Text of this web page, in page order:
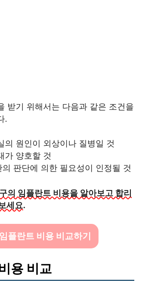
받기 위해서는 다음과 같은 조건을
.
의 원인이 외상이나 질병일 것
가 양호할 것
의 판단에 의한 필요성이 인정될 것
의 임플란트 비용을 알아보고 합리
세요.
임플란트 비용 비교하기
용 비교